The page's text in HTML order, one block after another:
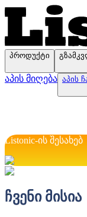
პროდუქტი
აპის მიღება აპის
Listonic-ის შესახებ
ჩვენი მისია